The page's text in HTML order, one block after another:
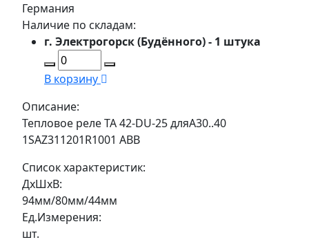
Германия
Наличие по складам:
г. Электрогорск (Будённого) - 1 штука
В корзину
Описание:
Тепловое реле TA 42-DU-25 дляА30..40
1SAZ311201R1001 ABB
Список характеристик:
ДxШxВ:
94мм/80мм/44мм
Ед.Измерения:
шт.